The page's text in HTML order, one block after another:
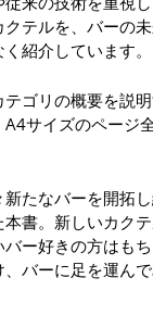
テルを、バーの
紹介しています。
ゴリの概要を説
サイズのページ
たなバーを開拓
書。新しいカク
ー好きの方はも
バーに足を運ん